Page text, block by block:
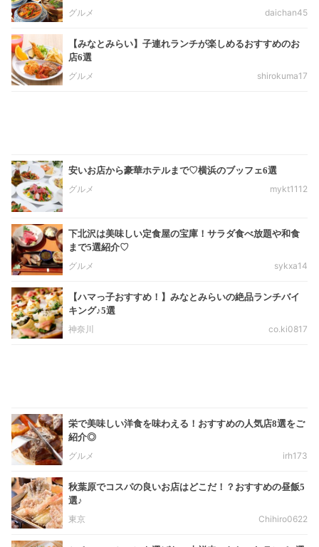
グルメ
daichan45
【みなとみらい】子連れランチが楽しめるおすすめのお
店6選
グルメ
shirokuma17
安いお店から豪華ホテルまで♡横浜のブッフェ6選
グルメ
mykt1112
下北沢は美味しい定食屋の宝庫！サラダ食べ放題や和食
まで5選紹介♡
グルメ
sykxa14
【ハマっ子おすすめ！】みなとみらいの絶品ランチバイ
キング♪5選
神奈川
co.ki0817
栄で美味しい洋食を味わえる！おすすめの人気店8選をご
紹介◎
グルメ
irh173
秋葉原でコスパの良いお店はどこだ！？おすすめの昼飯5
選♪
東京
Chihiro0622